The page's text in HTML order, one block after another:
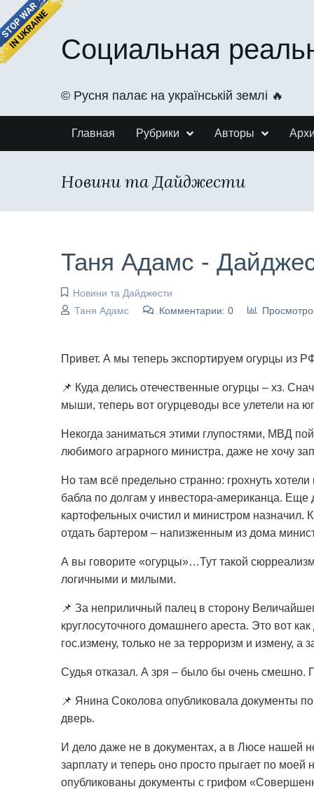
Социальная
©️ Русня палає на українській землі 🔥
Главная Рубрики Авторы
Новини та Дайджести
Таня Адамс -
Новини та Дайджести
Таня Адамс
Комментарии: 0
Привет. А мы теперь экспортируем огурцы из
📌 Куда делись отечественные огурцы – хз.
мыши, теперь вот огурцеводы все улетели на
Некогда заниматься этими глупостями, МВД
любимого аграрного министра, даже не хочу
Но там всё предельно странно: грохнуть
бабла по долгам у инвестора-американца. Еще
картофельных очистил и министром назначил.
отдать бартером – напизженным из дома
А вы говорите «огурцы»…Тут такой
логичными и милыми.
📌 За неприличный палец в сторону
круглосуточного домашнего ареста. Это вот
гос.измену, только не за терроризм и измену, а
Судья отказал. А зря – было бы очень смешно.
📌 Янина Соколова опубликовала документы
дверь.
И дело даже не в документах, а в Люсе нашей
зарплату и теперь оно просто прыгает по моей
опубликованы документы с грифом